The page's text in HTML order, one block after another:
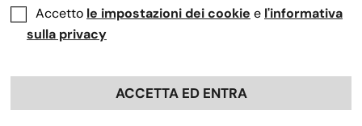
Accetto le impostazioni dei cookie e l'informativa
sulla privacy
ACCETTA ED ENTRA